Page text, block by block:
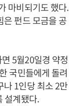
마비되기도 했다.
은 펀드 모금을 공
5월20일경 약정
국민들에게 돌려
나 1인당 최소 2만
설계됐다.